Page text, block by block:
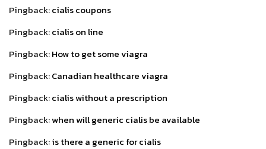
Pingback:cialis coupons
Pingback:cialis on line
Pingback:How to get some viagra
Pingback:Canadian healthcare viagra
Pingback:cialis without a prescription
Pingback:when will generic cialis be available
Pingback:is there a generic for cialis